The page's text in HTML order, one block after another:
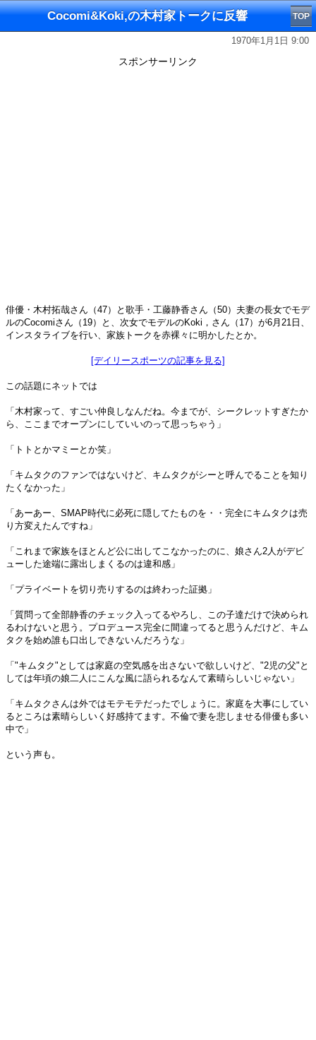
Cocomi&Koki,の木村家トークに反響 TOP
1970年1月1日 9:00
スポンサーリンク
俳優・木村拓哉さん（47）と歌手・工藤静香さん（50）夫妻の長女でモデ
ルのCocomiさん（19）と、次女でモデルのKoki，さん（17）が6月21日、
インスタライブを行い、家族トークを赤裸々に明かしたとか。
[デイリースポーツの記事を見る]
この話題にネットでは
「木村家って、すごい仲良しなんだね。今までが、シークレットすぎたか
ら、ここまでオープンにしていいのって思っちゃう」
「トトとかマミーとか笑」
「キムタクのファンではないけど、キムタクがシーと呼んでることを知り
たくなかった」
「あーあー、SMAP時代に必死に隠してたものを・・完全にキムタクは売
り方変えたんですね」
「これまで家族をほとんど公に出してこなかったのに、娘さん2人がデビ
ューした途端に露出しまくるのは違和感」
「プライベートを切り売りするのは終わった証拠」
「質問って全部静香のチェック入ってるやろし、この子達だけで決められ
るわけないと思う。プロデュース完全に間違ってると思うんだけど、キム
タクを始め誰も口出しできないんだろうな」
「"キムタク"としては家庭の空気感を出さないで欲しいけど、"2児の父"と
しては年頃の娘二人にこんな風に語られるなんて素晴らしいじゃない」
「キムタクさんは外ではモテモテだったでしょうに。家庭を大事にしてい
るところは素晴らしいく好感持てます。不倫で妻を悲しませる俳優も多い
中で」
という声も。